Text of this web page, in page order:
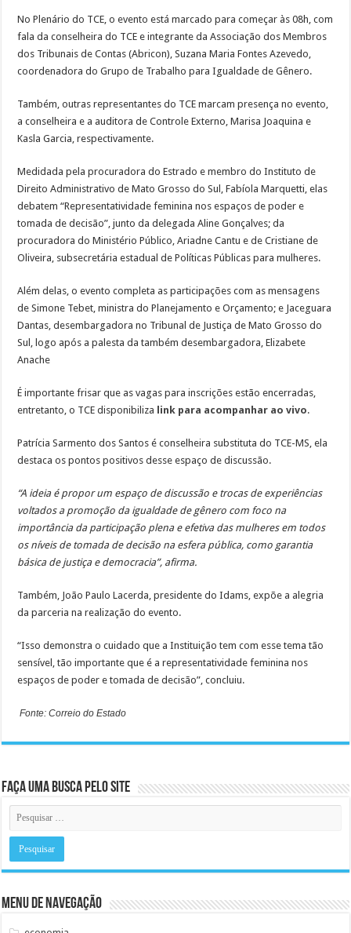
No Plenário do TCE, o evento está marcado para começar às 08h, com
fala da conselheira do TCE e integrante da Associação dos Membros
dos Tribunais de Contas (Abricon), Suzana Maria Fontes Azevedo,
coordenadora do Grupo de Trabalho para Igualdade de Gênero.
Também, outras representantes do TCE marcam presença no evento,
a conselheira e a auditora de Controle Externo, Marisa Joaquina e
Kasla Garcia, respectivamente.
Medidada pela procuradora do Estrado e membro do Instituto de
Direito Administrativo de Mato Grosso do Sul, Fabíola Marquetti, elas
debatem “Representatividade feminina nos espaços de poder e
tomada de decisão”, junto da delegada Aline Gonçalves; da
procuradora do Ministério Público, Ariadne Cantu e de Cristiane de
Oliveira, subsecretária estadual de Políticas Públicas para mulheres.
Além delas, o evento completa as participações com as mensagens
de Simone Tebet, ministra do Planejamento e Orçamento; e Jaceguara
Dantas, desembargadora no Tribunal de Justiça de Mato Grosso do
Sul, logo após a palesta da também desembargadora, Elizabete
Anache
É importante frisar que as vagas para inscrições estão encerradas,
entretanto, o TCE disponibiliza link para acompanhar ao vivo.
Patrícia Sarmento dos Santos é conselheira substituta do TCE-MS, ela
destaca os pontos positivos desse espaço de discussão.
“A ideia é propor um espaço de discussão e trocas de experiências
voltados a promoção da igualdade de gênero com foco na
importância da participação plena e efetiva das mulheres em todos
os níveis de tomada de decisão na esfera pública, como garantia
básica de justiça e democracia”, afirma.
Também, João Paulo Lacerda, presidente do Idams, expõe a alegria
da parceria na realização do evento.
“Isso demonstra o cuidado que a Instituição tem com esse tema tão
sensível, tão importante que é a representatividade feminina nos
espaços de poder e tomada de decisão”, concluiu.
Fonte: Correio do Estado
Faça uma busca pelo Site
Menu de Navegação